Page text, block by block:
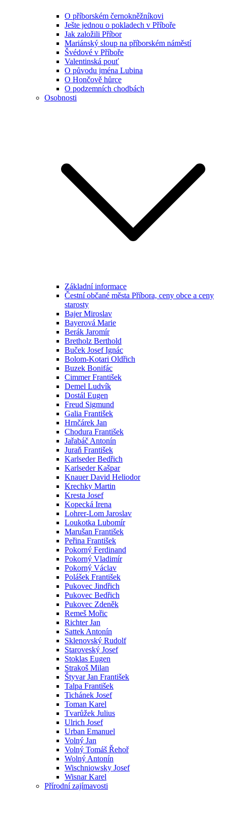
O příborském černokněžníkovi
Ješte jednou o pokladech v Příboře
Jak založili Příbor
Mariánský sloup na příborském náměstí
Švédové v Příboře
Valentinská pouť
O původu jména Lubina
O Hončově hůrce
O podzemních chodbách
Osobnosti
Základní informace
Čestní občané města Příbora, ceny obce a ceny
starosty
Bajer Miroslav
Bayerová Marie
Berák Jaromír
Bretholz Berthold
Buček Josef Ignác
Bolom-Kotari Oldřich
Buzek Bonifác
Cimmer František
Demel Ludvík
Dostál Eugen
Freud Sigmund
Galia František
Hrnčárek Jan
Chodura František
Jařabáč Antonín
Juraň František
Karlseder Bedřich
Karlseder Kašpar
Knauer David Heliodor
Krechky Martin
Kresta Josef
Kopecká Irena
Lohrer-Lom Jaroslav
Loukotka Lubomír
Marušan František
Peřina František
Pokorný Ferdinand
Pokorný Vladimír
Pokorný Václav
Polášek František
Pukovec Jindřich
Pukovec Bedřich
Pukovec Zdeněk
Remeš Mořic
Richter Jan
Sattek Antonín
Sklenovský Rudolf
Staroveský Josef
Stoklas Eugen
Strakoš Milan
Štyvar Jan František
Talpa František
Tichánek Josef
Toman Karel
Tvarůžek Julius
Ulrich Josef
Urban Emanuel
Volný Jan
Volný Tomáš Řehoř
Wolný Antonín
Wischniowsky Josef
Wisnar Karel
Přírodní zajímavosti